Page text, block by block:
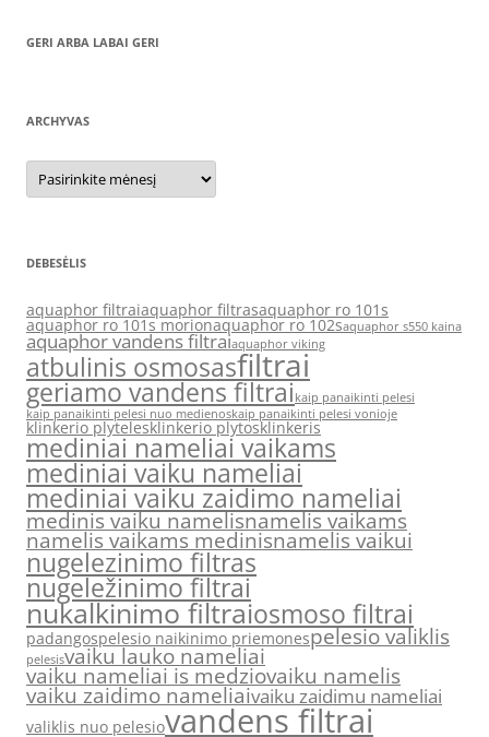
GERI ARBA LABAI GERI
ARCHYVAS
Archyvas
DEBESĖLIS
aquaphor filtraiaquaphor filtrasaquaphor ro 101s
aquaphor ro 101s morionaquaphor ro 102saquaphor s550 kaina
aquaphor vandens filtraiaquaphor viking
atbulinis osmosasfiltrai
geriamo vandens filtraikaip panaikinti pelesi
kaip panaikinti pelesi nuo medienoskaip panaikinti pelesi vonioje
klinkerio plytelesklinkerio plytosklinkeris
mediniai nameliai vaikams
mediniai vaiku nameliai
mediniai vaiku zaidimo nameliai
medinis vaiku namelisnamelis vaikams
namelis vaikams medinisnamelis vaikui
nugelezinimo filtras
nugeležinimo filtrai
nukalkinimo filtraiosmoso filtrai
padangospelesio naikinimo priemonespelesio valiklis
pelesisvaiku lauko nameliai
vaiku nameliai is medziovaiku namelis
vaiku zaidimo nameliaivaiku zaidimu nameliai
valiklis nuo pelesiovandens filtrai